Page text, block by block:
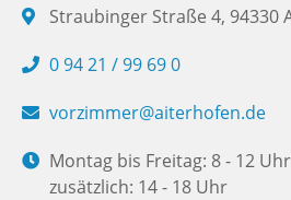
Straubinger Straße 4, 94330
0 94 21 / 99 69 0
vorzimmer@aiterhofen.de
Montag bis Freitag: 8 - 12
zusätzlich: 14 - 18 Uhr